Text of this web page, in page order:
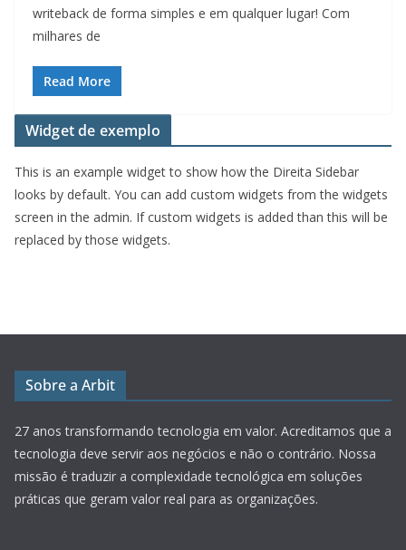
writeback de forma simples e em qualquer lugar! Com
milhares de
Read More
Widget de exemplo
This is an example widget to show how the Direita Sidebar
looks by default. You can add custom widgets from the widgets
screen in the admin. If custom widgets is added than this will be
replaced by those widgets.
Sobre a Arbit
27 anos transformando tecnologia em valor. Acreditamos que a
tecnologia deve servir aos negócios e não o contrário. Nossa
missão é traduzir a complexidade tecnológica em soluções
práticas que geram valor real para as organizações.